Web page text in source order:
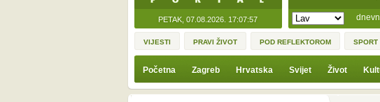
PETAK, 07.08.2026. 17:07:57
VIJESTI PRAVI ŽIVOT POD REFLEKTOROM SPORT
Početna Zagreb Hrvatska Svijet Život